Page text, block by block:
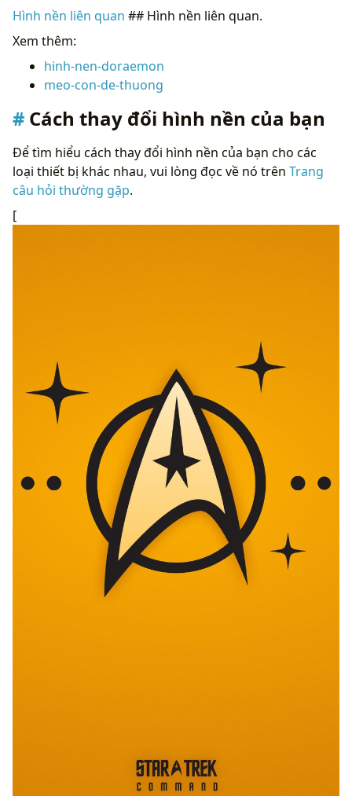
Hình nền liên quan ## Hình nền liên quan.
Xem thêm:
hinh-nen-doraemon
meo-con-de-thuong
Cách thay đổi hình nền của bạn
Để tìm hiểu cách thay đổi hình nền của bạn cho các
loại thiết bị khác nhau, vui lòng đọc về nó trên Trang
câu hỏi thường gặp.
[